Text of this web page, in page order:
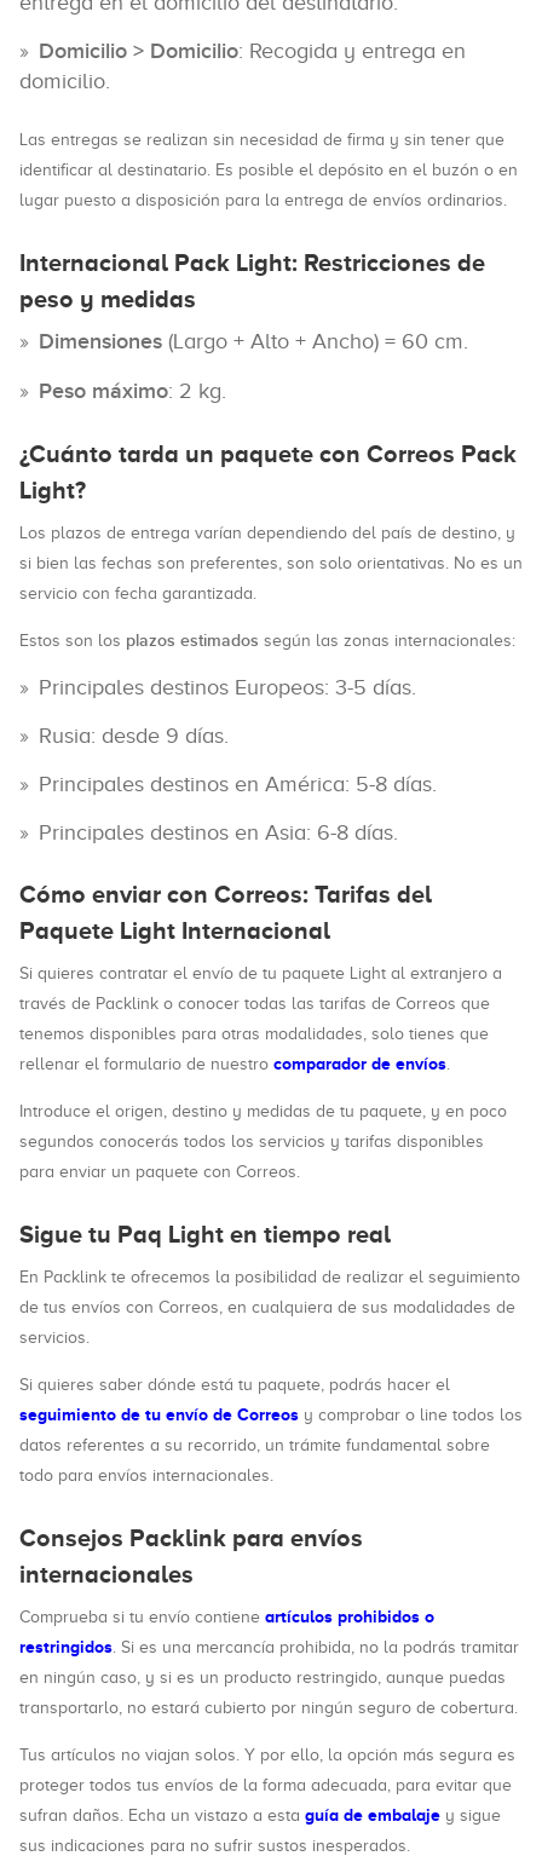
Domicilio > Domicilio: Recogida y entrega en
domicilio.
Las entregas se realizan sin necesidad de firma y sin tener que
identificar al destinatario. Es posible el depósito en el buzón o en
lugar puesto a disposición para la entrega de envíos ordinarios.
Internacional Pack Light: Restricciones de
peso y medidas
Dimensiones (Largo + Alto + Ancho) = 60 cm.
Peso máximo: 2 kg.
¿Cuánto tarda un paquete con Correos Pack
Light?
Los plazos de entrega varían dependiendo del país de destino, y
si bien las fechas son preferentes, son solo orientativas. No es un
servicio con fecha garantizada.
Estos son los plazos estimados según las zonas internacionales:
Principales destinos Europeos: 3-5 días.
Rusia: desde 9 días.
Principales destinos en América: 5-8 días.
Principales destinos en Asia: 6-8 días.
Cómo enviar con Correos: Tarifas del
Paquete Light Internacional
Si quieres contratar el envío de tu paquete Light al extranjero a
través de Packlink o conocer todas las tarifas de Correos que
tenemos disponibles para otras modalidades, solo tienes que
rellenar el formulario de nuestro comparador de envíos.
Introduce el origen, destino y medidas de tu paquete, y en poco
segundos conocerás todos los servicios y tarifas disponibles
para enviar un paquete con Correos.
Sigue tu Paq Light en tiempo real
En Packlink te ofrecemos la posibilidad de realizar el seguimiento
de tus envíos con Correos, en cualquiera de sus modalidades de
servicios.
Si quieres saber dónde está tu paquete, podrás hacer el
seguimiento de tu envío de Correos y comprobar o line todos los
datos referentes a su recorrido, un trámite fundamental sobre
todo para envíos internacionales.
Consejos Packlink para envíos
internacionales
Comprueba si tu envío contiene artículos prohibidos o
restringidos. Si es una mercancía prohibida, no la podrás tramitar
en ningún caso, y si es un producto restringido, aunque puedas
transportarlo, no estará cubierto por ningún seguro de cobertura.
Tus artículos no viajan solos. Y por ello, la opción más segura es
proteger todos tus envíos de la forma adecuada, para evitar que
sufran daños. Echa un vistazo a esta guía de embalaje y sigue
sus indicaciones para no sufrir sustos inesperados.